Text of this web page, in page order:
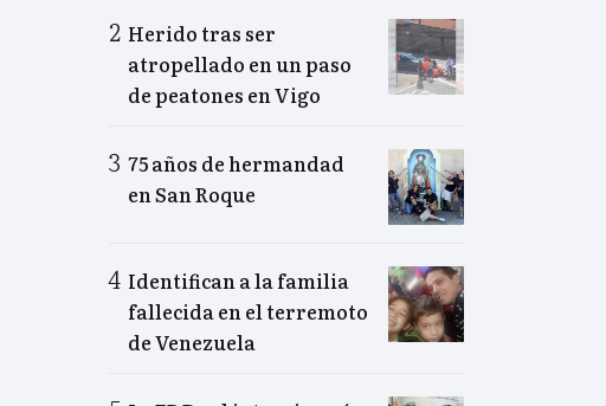
Herido tras ser
atropellado en un paso
de peatones en Vigo
75 años de hermandad
en San Roque
Identifican a la familia
fallecida en el terremoto
de Venezuela